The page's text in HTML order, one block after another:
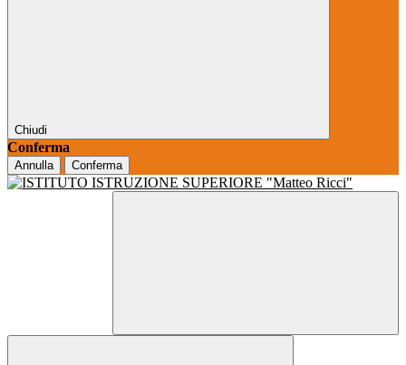
Chiudi
Conferma
Annulla Conferma